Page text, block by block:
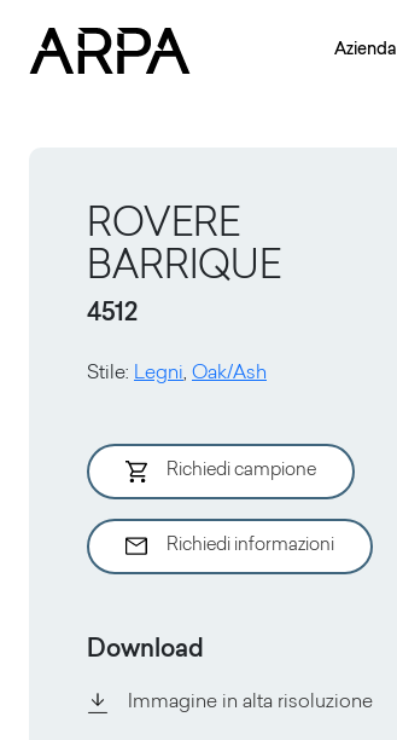
Azienda
ROVERE
BARRIQUE
4512
Stile: Legni, Oak/Ash
Richiedi campione
Richiedi informazioni
Download
Immagine in alta risoluzione